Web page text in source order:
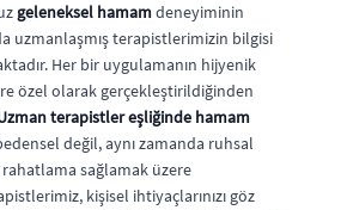
geleneksel hamamdeneyiminin
uzmanlaşmış terapistlerimizin bilgisi
Her bir uygulamanın hijyenik
özel olarak gerçekleştirildiğinden
terapistler eşliğinde hamam
değil, aynı zamanda ruhsal
sağlamak üzere
kişisel ihtiyaçlarınızı göz